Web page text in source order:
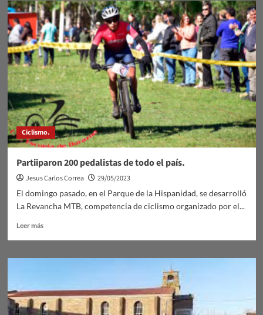
de
concientización
en
el
tránsito.
Ciclismo.
Partiiparon 200 pedalistas de todo el país.
Jesus Carlos Correa
29/05/2023
El domingo pasado, en el Parque de la Hispanidad, se desarrolló
La Revancha MTB, competencia de ciclismo organizado por el...
Leer másLeer
Partiiparon
de
todo
el